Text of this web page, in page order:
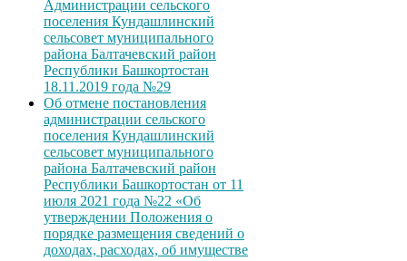
Администрации сельского
поселения Кундашлинский
сельсовет муниципального
района Балтачевский район
Республики Башкортостан
18.11.2019 года №29
Об отмене постановления
администрации сельского
поселения Кундашлинский
сельсовет муниципального
района Балтачевский район
Республики Башкортостан от 11
июля 2021 года №22 «Об
утверждении Положения о
порядке размещения сведений о
доходах, расходах, об имуществе